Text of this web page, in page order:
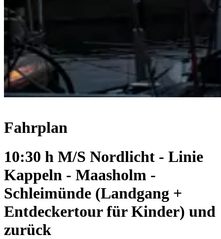
Fahrplan
10:30 h M/S Nordlicht - Linie
Kappeln - Maasholm -
Schleimünde (Landgang +
Entdeckertour für Kinder) und
zurück